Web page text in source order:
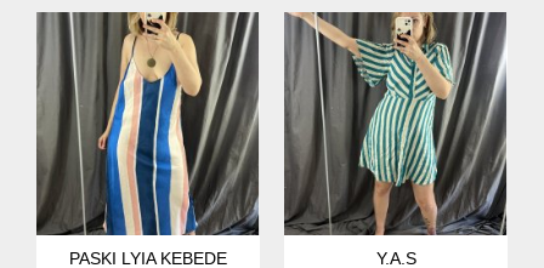
PASKI LYIA KEBEDE
Y.A.S